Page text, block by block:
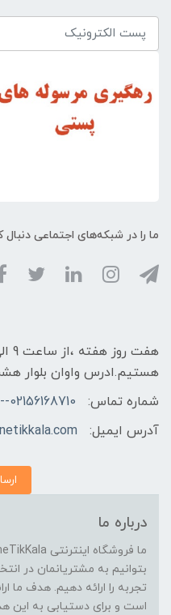
ما را در شبکه‌های اجتماعی دنبال
هستیم.ادرس واوان بلوار
شماره تماس:
02156168710----09376779107
آدرس ایمیل:
درباره ما
بتوانیم به مشتریانمان در
تجربه را ارائه دهیم. هدف ما
است و برای دستیابی به این